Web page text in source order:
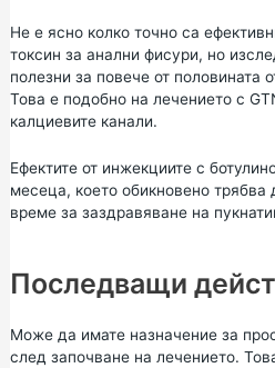
Не е ясно колко точно са
токсин за анални фисури, но
полезни за повече от половината
Това е подобно на лечението с
калциевите канали.
Ефектите от инжекциите с
месеца, което обикновено трябва
време за заздравяване на
Последващи
Може да имате назначение за
след започване на лечението.